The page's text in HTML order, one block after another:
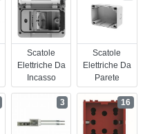
Scatole
Elettriche Da
Incasso
Scatole
Elettriche Da
Parete
3 16